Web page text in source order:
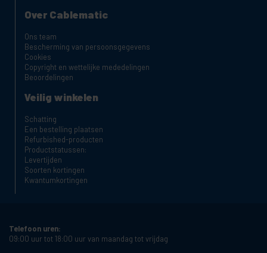
Over Cablematic
Ons team
Bescherming van persoonsgegevens
Cookies
Copyright en wettelijke mededelingen
Beoordelingen
Veilig winkelen
Schatting
Een bestelling plaatsen
Refurbished-producten
Productstatussen:
Levertijden
Soorten kortingen
Kwantumkortingen
Telefoon uren:
09:00 uur tot 18:00 uur van maandag tot vrijdag